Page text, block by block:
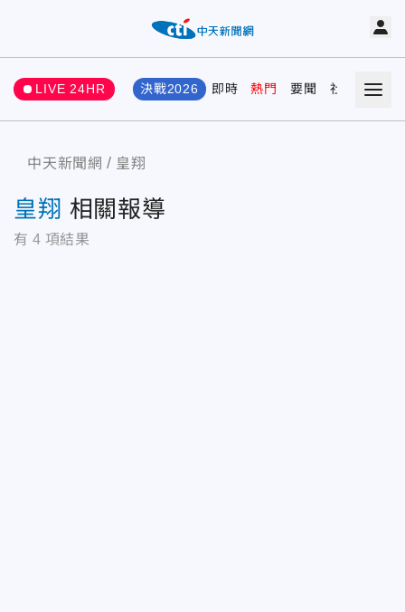
LIVE 24HR 決戰2026 即時 熱門 要聞 社會 娛樂
中天新聞網 皇翔
皇翔 相關報導
有 4 項結果